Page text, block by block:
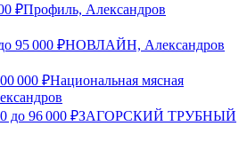
₽Профиль, Александров
95 000 ₽НОВЛАЙН, Александров
000 ₽Национальная мясная
до 96 000 ₽ЗАГОРСКИЙ ТРУБНЫЙ